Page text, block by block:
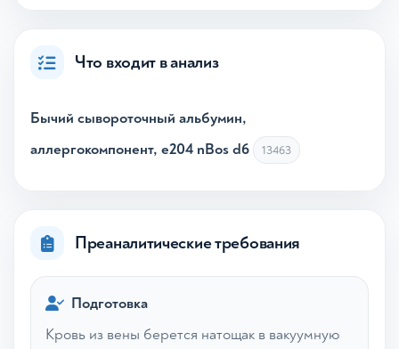
Что входит в анализ
Бычий сывороточный альбумин,
аллергокомпонент, e204 nBos d6
13463
Преаналитические требования
Подготовка
Кровь из вены берется натощак в вакуумную